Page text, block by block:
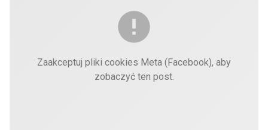
Zaakceptuj pliki cookies Meta (Facebook), aby
zobaczyć ten post.